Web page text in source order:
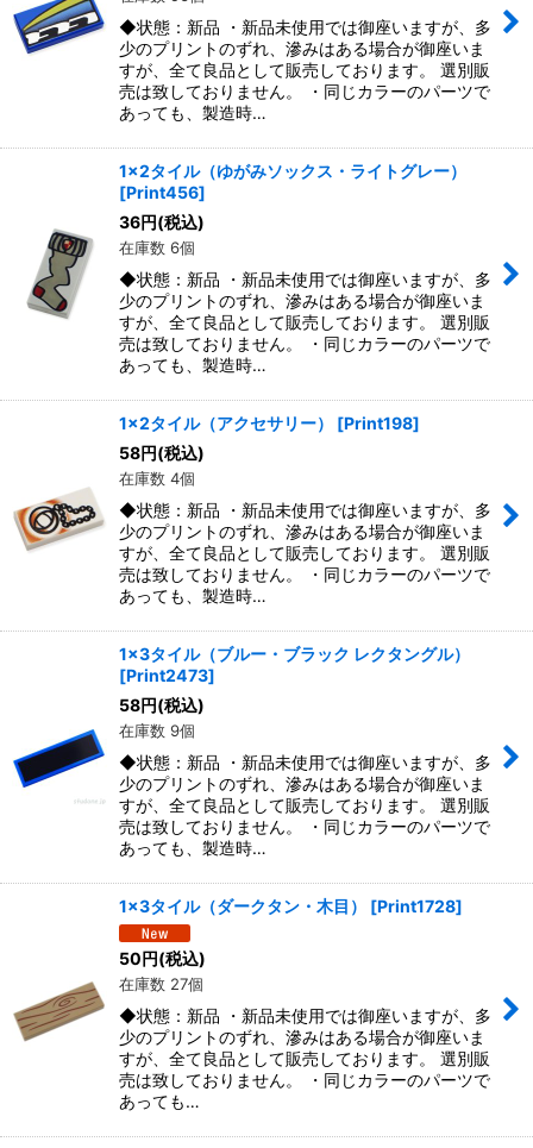
◆状態：新品 ・新品未使用では御座いますが、多
少のプリントのずれ、滲みはある場合が御座いま
すが、全て良品として販売しております。 選別販
売は致しておりません。 ・同じカラーのパーツで
あっても、製造時…
1x2タイル（ゆがみソックス・ライトグレー）
[Print456]
36円(税込)
在庫数 6個
◆状態：新品 ・新品未使用では御座いますが、多
少のプリントのずれ、滲みはある場合が御座いま
すが、全て良品として販売しております。 選別販
売は致しておりません。 ・同じカラーのパーツで
あっても、製造時…
1x2タイル（アクセサリー） [Print198]
58円(税込)
在庫数 4個
◆状態：新品 ・新品未使用では御座いますが、多
少のプリントのずれ、滲みはある場合が御座いま
すが、全て良品として販売しております。 選別販
売は致しておりません。 ・同じカラーのパーツで
あっても、製造時…
1x3タイル（ブルー・ブラック レクタングル）
[Print2473]
58円(税込)
在庫数 9個
◆状態：新品 ・新品未使用では御座いますが、多
少のプリントのずれ、滲みはある場合が御座いま
すが、全て良品として販売しております。 選別販
売は致しておりません。 ・同じカラーのパーツで
あっても、製造時…
1x3タイル（ダークタン・木目） [Print1728]
50円(税込)
在庫数 27個
◆状態：新品 ・新品未使用では御座いますが、多
少のプリントのずれ、滲みはある場合が御座いま
すが、全て良品として販売しております。 選別販
売は致しておりません。 ・同じカラーのパーツで
あっても…